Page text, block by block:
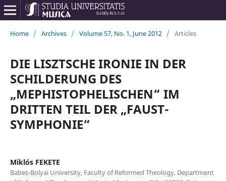
Home / Archives / Volume 57, No. 1, June 2012 / Articles
DIE LISZTSCHE IRONIE IN DER
SCHILDERUNG DES
„MEPHISTOPHELISCHEN“ IM
DRITTEN TEIL DER „FAUST-
SYMPHONIE“
Miklós FEKETE
Babeș-Bolyai University, Faculty of Reformed Theology, Department